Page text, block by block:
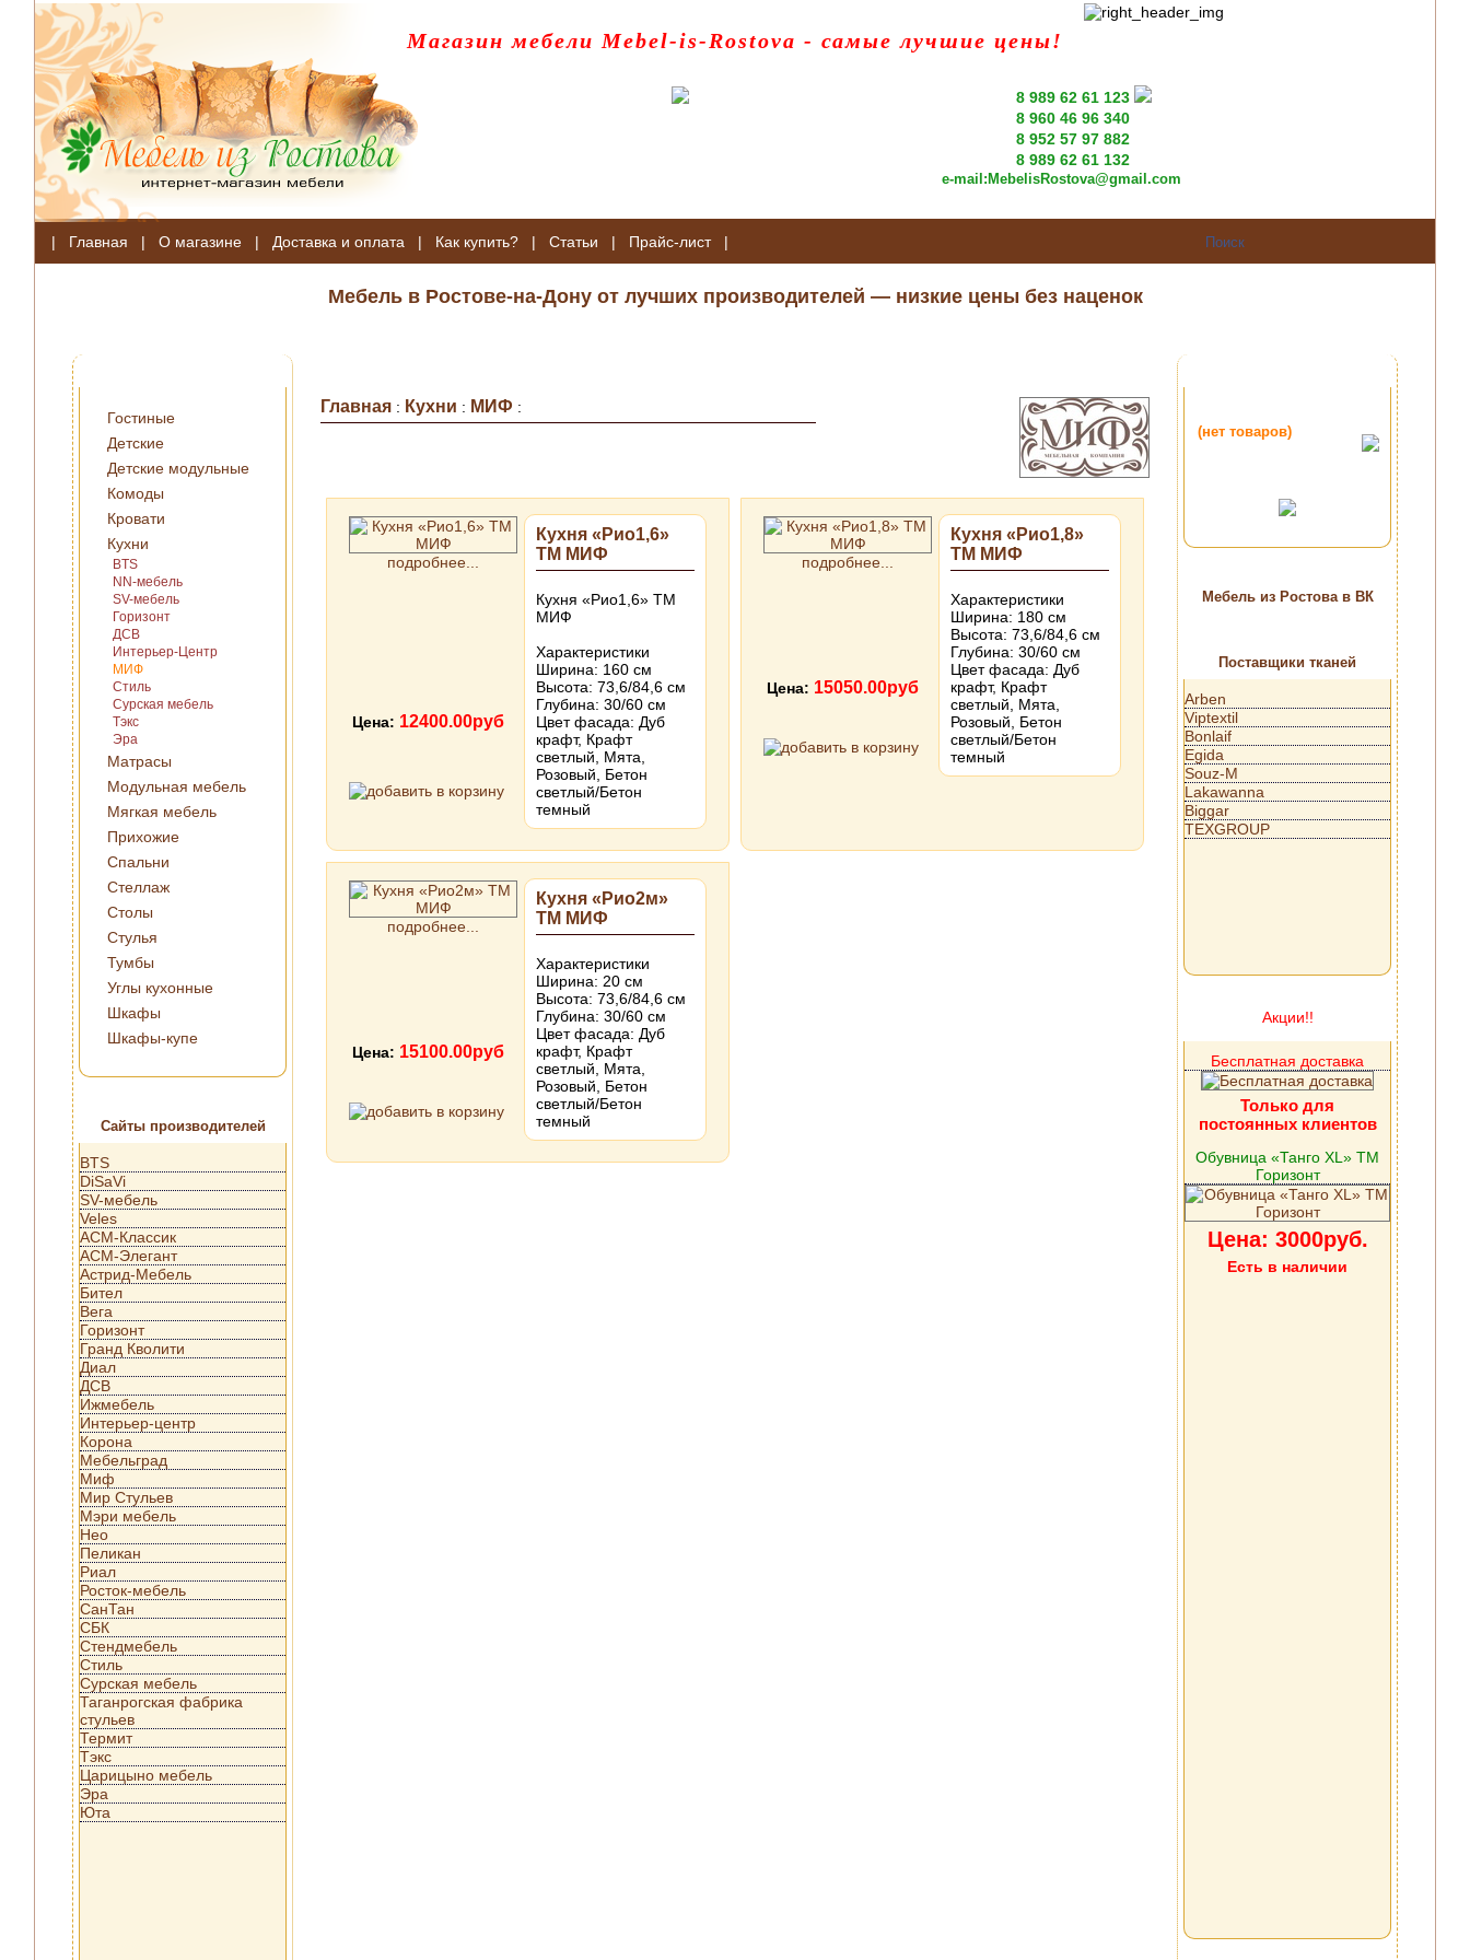
Магазин мебели Mebel-is-Rostova - самые лучшие цены!
8 989 62 61 123
8 960 46 96 340
8 952 57 97 882
8 989 62 61 132
e-mail: MebelisRostova@gmail.com
| Главная | О магазине | Доставка и оплата | Как купить? | Статьи | Прайс-лист |
Мебель в Ростове-на-Дону от лучших производителей — низкие цены без наценок
Гостиные
Детские
Детские модульные
Комоды
Кровати
Кухни
BTS
NN-мебель
SV-мебель
Горизонт
ДСВ
Интерьер-Центр
МИФ
Стиль
Сурская мебель
Тэкс
Эра
Матрасы
Модульная мебель
Мягкая мебель
Прихожие
Спальни
Стеллаж
Столы
Стулья
Тумбы
Углы кухонные
Шкафы
Шкафы-купе
Сайты производителей
BTS
DiSaVi
SV-мебель
Veles
АСМ-Классик
АСМ-Элегант
Астрид-Мебель
Бител
Вега
Горизонт
Гранд Кволити
Диал
ДСВ
Ижмебель
Интерьер-центр
Корона
Мебельград
Миф
Мир Стульев
Мэри мебель
Нео
Пеликан
Риал
Росток-мебель
СанТан
СБК
Стендмебель
Стиль
Сурская мебель
Таганрогская фабрика
стульев
Термит
Тэкс
Царицыно мебель
Эра
Юта
Главная : Кухни : МИФ :
подробнее...
Кухня «Рио1,6»
ТМ МИФ
Кухня «Рио1,6» ТМ
МИФ
Характеристики
Ширина: 160 см
Высота: 73,6/84,6 см
Глубина: 30/60 см
Цвет фасада: Дуб
крафт, Крафт
светлый, Мята,
Розовый, Бетон
светлый/Бетон
темный
Цена: 12400.00руб
подробнее...
Кухня «Рио1,8»
ТМ МИФ
Характеристики
Ширина: 180 см
Высота: 73,6/84,6 см
Глубина: 30/60 см
Цвет фасада: Дуб
крафт, Крафт
светлый, Мята,
Розовый, Бетон
светлый/Бетон
темный
Цена: 15050.00руб
подробнее...
Кухня «Рио2м»
ТМ МИФ
Характеристики
Ширина: 20 см
Высота: 73,6/84,6 см
Глубина: 30/60 см
Цвет фасада: Дуб
крафт, Крафт
светлый, Мята,
Розовый, Бетон
светлый/Бетон
темный
Цена: 15100.00руб
Мебель из Ростова в ВК
Поставщики тканей
Arben
Viptextil
Bonlaif
Egida
Souz-M
Lakawanna
Biggar
TEXGROUP
Акции!!
Бесплатная доставка
Только для
постоянных клиентов
Обувница «Танго XL» ТМ
Горизонт
Цена: 3000руб.
Есть в наличии